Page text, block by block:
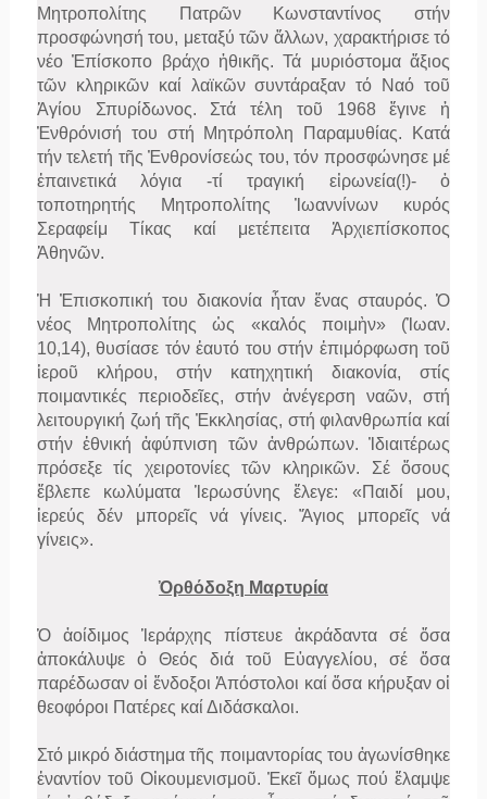
Μητροπολίτης Πατρῶν Κωνσταντίνος στήν
προσφώνησή του, μεταξύ τῶν ἄλλων, χαρακτήρισε τό
νέο Ἐπίσκοπο βράχο ἠθικῆς. Τά μυριόστομα ἄξιος
τῶν κληρικῶν καί λαϊκῶν συντάραξαν τό Ναό τοῦ
Ἁγίου Σπυρίδωνος. Στά τέλη τοῦ 1968 ἔγινε ἡ
Ἐνθρόνισή του στή Μητρόπολη Παραμυθίας. Κατά
τήν τελετή τῆς Ἐνθρονίσεώς του, τόν προσφώνησε μέ
ἐπαινετικά λόγια -τί τραγική εἰρωνεία(!)- ὁ
τοποτηρητής Μητροπολίτης Ἰωαννίνων κυρός
Σεραφείμ Τίκας καί μετέπειτα Ἀρχιεπίσκοπος
Ἀθηνῶν.
Ἡ Ἐπισκοπική του διακονία ἦταν ἕνας σταυρός. Ὁ
νέος Μητροπολίτης ὡς «καλός ποιμὴν» (Ἰωαν.
10,14), θυσίασε τόν ἑαυτό του στήν ἐπιμόρφωση τοῦ
ἱεροῦ κλήρου, στήν κατηχητική διακονία, στίς
ποιμαντικές περιοδεῖες, στήν ἀνέγερση ναῶν, στή
λειτουργική ζωή τῆς Ἐκκλησίας, στή φιλανθρωπία καί
στήν ἐθνική ἀφύπνιση τῶν ἀνθρώπων. Ἰδιαιτέρως
πρόσεξε τίς χειροτονίες τῶν κληρικῶν. Σέ ὅσους
ἔβλεπε κωλύματα Ἱερωσύνης ἔλεγε: «Παιδί μου,
ἱερεύς δέν μπορεῖς νά γίνεις. Ἅγιος μπορεῖς νά
γίνεις».
Ὀρθόδοξη Μαρτυρία
Ὁ ἀοίδιμος Ἱεράρχης πίστευε ἀκράδαντα σέ ὅσα
ἀποκάλυψε ὁ Θεός διά τοῦ Εὐαγγελίου, σέ ὅσα
παρέδωσαν οἱ ἔνδοξοι Ἀπόστολοι καί ὅσα κήρυξαν οἱ
θεοφόροι Πατέρες καί Διδάσκαλοι.
Στό μικρό διάστημα τῆς ποιμαντορίας του ἀγωνίσθηκε
ἐναντίον τοῦ Οἰκουμενισμοῦ. Ἐκεῖ ὅμως πού ἔλαμψε